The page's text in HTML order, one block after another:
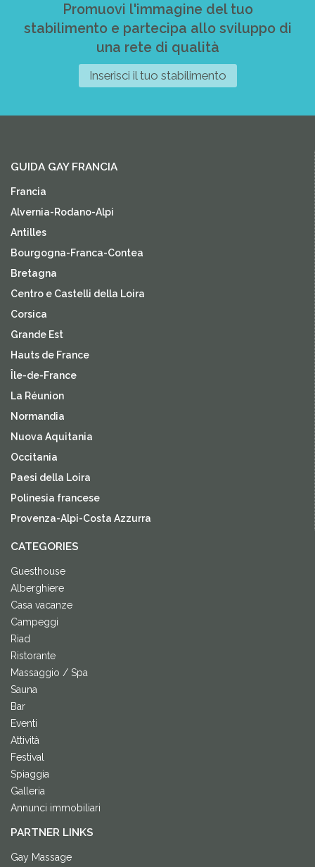
Promuovi l'immagine del tuo
stabilimento e partecipa allo sviluppo di
una rete di qualità
Inserisci il tuo stabilimento
GUIDA GAY FRANCIA
Francia
Alvernia-Rodano-Alpi
Antilles
Bourgogna-Franca-Contea
Bretagna
Centro e Castelli della Loira
Corsica
Grande Est
Hauts de France
Île-de-France
La Réunion
Normandia
Nuova Aquitania
Occitania
Paesi della Loira
Polinesia francese
Provenza-Alpi-Costa Azzurra
CATEGORIES
Guesthouse
Alberghiere
Casa vacanze
Campeggi
Riad
Ristorante
Massaggio / Spa
Sauna
Bar
Eventi
Attività
Festival
Spiaggia
Galleria
Annunci immobiliari
PARTNER LINKS
Gay Massage